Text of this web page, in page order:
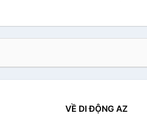
VỀ DI ĐỘNG AZ